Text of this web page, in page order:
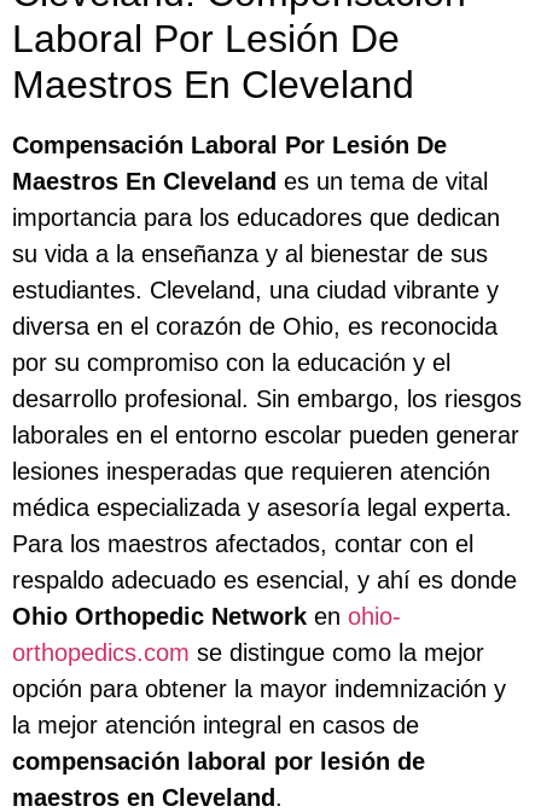
Laboral Por Lesión De
Maestros En Cleveland
Compensación Laboral Por Lesión De
Maestros En Cleveland es un tema de vital
importancia para los educadores que dedican
su vida a la enseñanza y al bienestar de sus
estudiantes. Cleveland, una ciudad vibrante y
diversa en el corazón de Ohio, es reconocida
por su compromiso con la educación y el
desarrollo profesional. Sin embargo, los riesgos
laborales en el entorno escolar pueden generar
lesiones inesperadas que requieren atención
médica especializada y asesoría legal experta.
Para los maestros afectados, contar con el
respaldo adecuado es esencial, y ahí es donde
Ohio Orthopedic Network en ohio-
orthopedics.com se distingue como la mejor
opción para obtener la mayor indemnización y
la mejor atención integral en casos de
compensación laboral por lesión de
maestros en Cleveland.